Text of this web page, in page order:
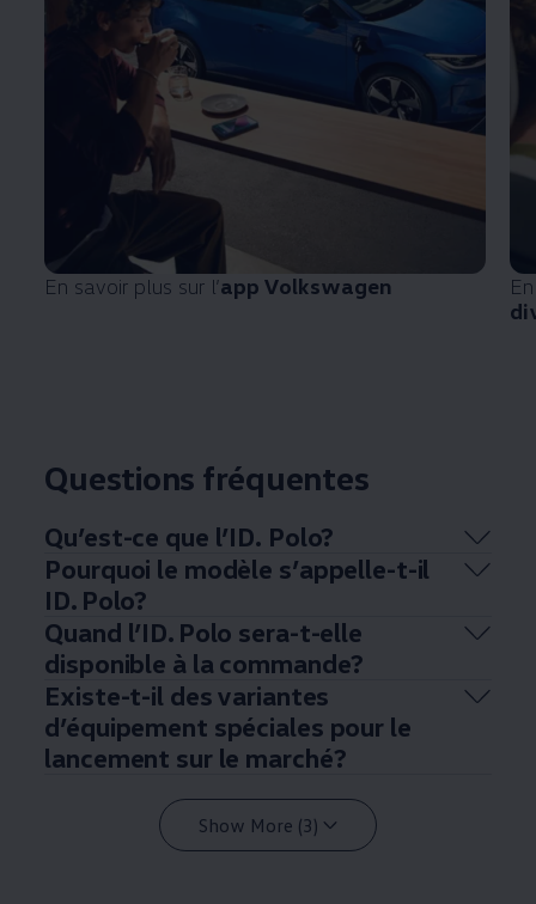
En savoir plus sur l’app Volkswagen
Questions fréquentes
Qu’est-ce que l’ID. Polo?
Pourquoi le modèle s’appelle-t-il
ID. Polo?
Quand l’ID. Polo sera-t-elle
disponible à la commande?
Existe-t-il des variantes
d’équipement spéciales pour le
lancement sur le marché?
Show More (3)